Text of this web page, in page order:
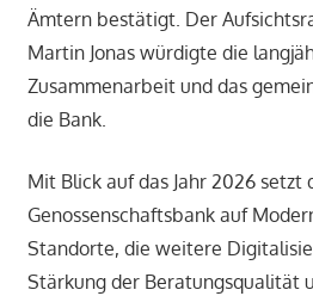
Ämtern bestätigt. Der
Martin Jonas würdigte die
Zusammenarbeit und das
die Bank.
Mit Blick auf das Jahr 2026 setzt
Genossenschaftsbank auf
Standorte, die weitere
Stärkung der Beratungsqualität